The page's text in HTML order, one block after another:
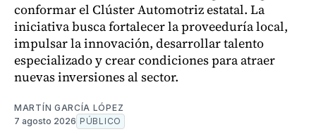
conformar el Clúster Automotriz estatal. La
iniciativa busca fortalecer la proveeduría local,
impulsar la innovación, desarrollar talento
especializado y crear condiciones para atraer
nuevas inversiones al sector.
MARTÍN GARCÍA LÓPEZ
7 agosto 2026 PÚBLICO